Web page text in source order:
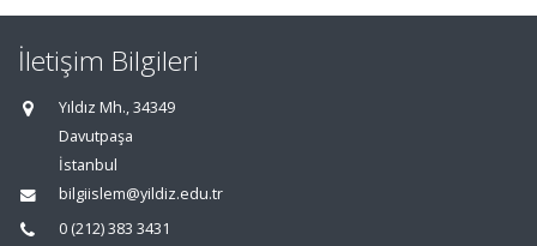
İletişim Bilgileri
Yıldız Mh., 34349
Davutpaşa
İstanbul
bilgiislem@yildiz.edu.tr
0 (212) 383 3431